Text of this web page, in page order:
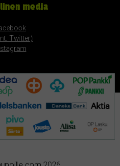
media
Twitter)